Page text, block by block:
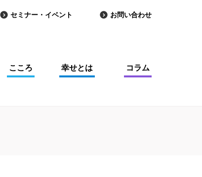
セミナー・イベント お問い合わせ
こころ 幸せとは コラム